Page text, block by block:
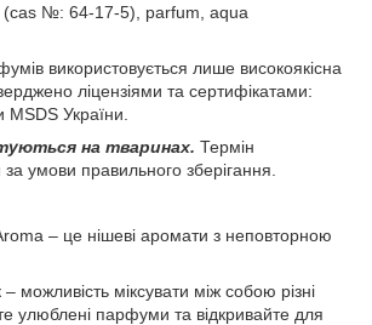
(cas №: 64-17-5), parfum, aqua
використовується лише високоякісна
ліцензіями та сертифікатами:
України.
на тваринах. Термін
за умови правильного зберігання.
– це нішеві аромати з неповторною
можливість міксувати між собою різні
улюблені парфуми та відкривайте для